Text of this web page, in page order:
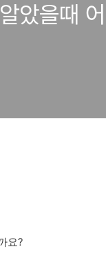
았을때
요?